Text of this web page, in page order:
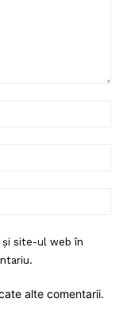
și site-ul web în
alte comentarii.